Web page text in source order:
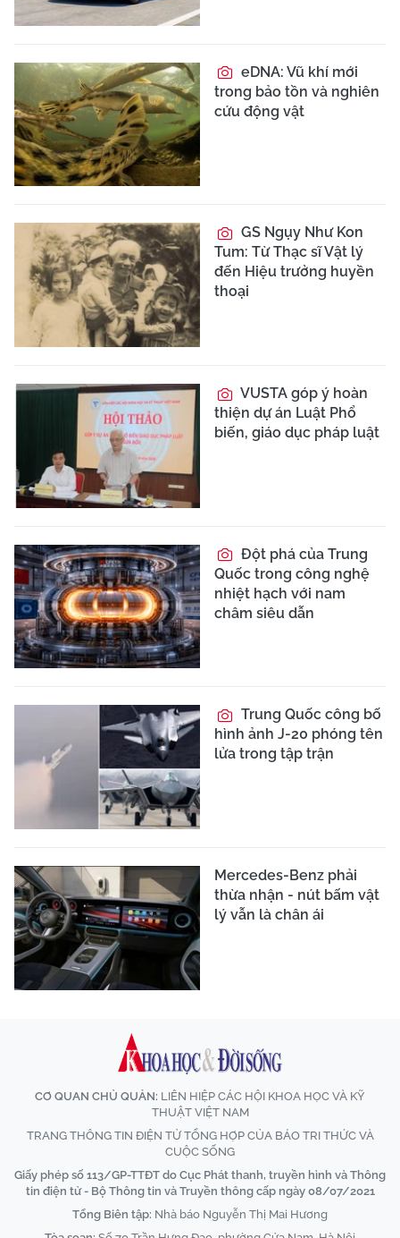
eDNA: Vũ khí mới
trong bảo tồn và nghiên
cứu động vật
GS Ngụy Như Kon
Tum: Từ Thạc sĩ Vật lý
đến Hiệu trưởng huyền
thoại
VUSTA góp ý hoàn
thiện dự án Luật Phổ
biến, giáo dục pháp luật
Đột phá của Trung
Quốc trong công nghệ
nhiệt hạch với nam
châm siêu dẫn
Trung Quốc công bố
hình ảnh J-20 phóng tên
lửa trong tập trận
Mercedes-Benz phải
thừa nhận - nút bấm vật
lý vẫn là chân ái
CƠ QUAN CHỦ QUẢN: LIÊN HIỆP CÁC HỘI KHOA HỌC VÀ KỸ
THUẬT VIỆT NAM
TRANG THÔNG TIN ĐIỆN TỬ TỔNG HỢP CỦA BÁO TRI THỨC VÀ
CUỘC SỐNG
Giấy phép số 113/GP-TTĐT do Cục Phát thanh, truyền hình và Thông
tin điện tử - Bộ Thông tin và Truyền thông cấp ngày 08/07/2021
Tổng Biên tập: Nhà báo Nguyễn Thị Mai Hương